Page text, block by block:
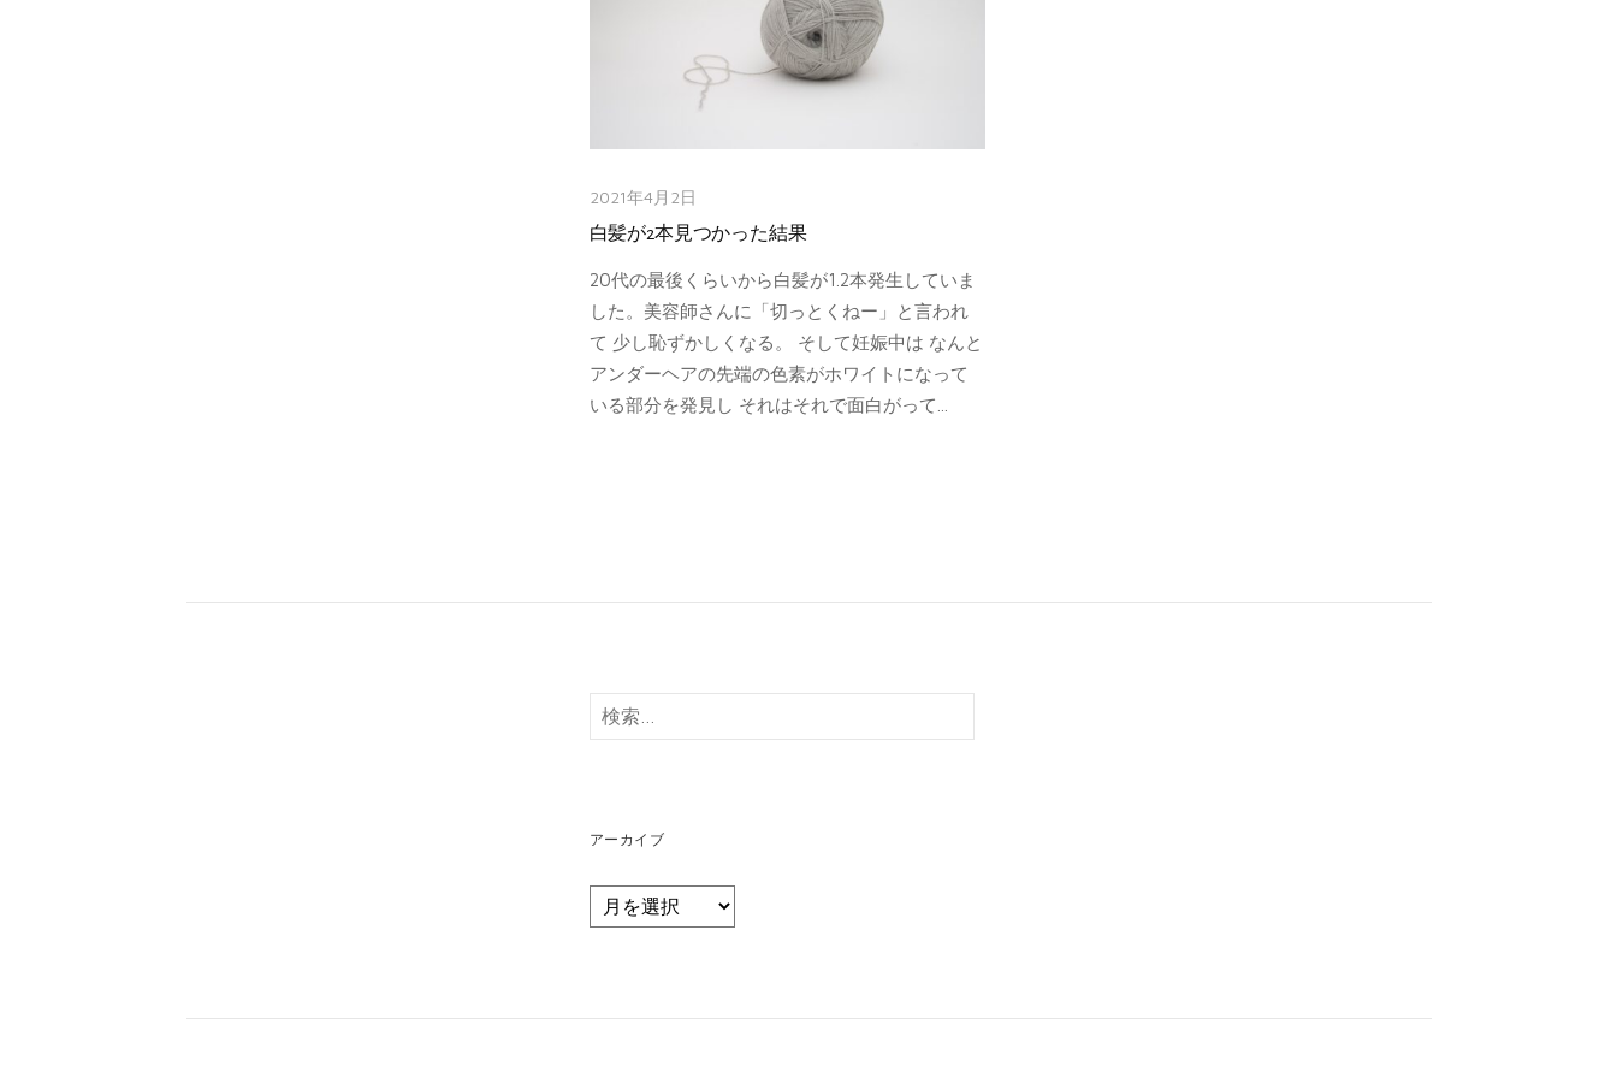
2021年4月2日
白髪が2本見つかった結果
20代の最後くらいから白髪が1.2本発生していま
した。美容師さんに「切っとくねー」と言われ
て 少し恥ずかしくなる。 そして妊娠中は なんと
アンダーヘアの先端の色素がホワイトになって
いる部分を発見し それはそれで面白がって...
検
索:
アーカイブ
ー